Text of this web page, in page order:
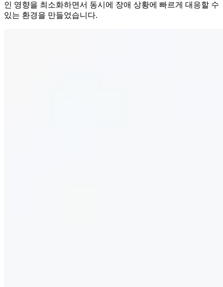
인 영향을 최소화하면서 동시에 장애 상황에 빠르게 대응할 수
있는 환경을 만들었습니다.